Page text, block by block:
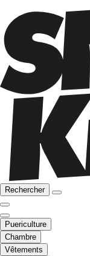
Rechercher
Puericulture
Chambre
Vêtements